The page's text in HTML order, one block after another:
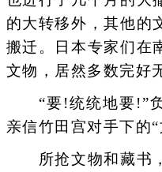
的大转移外，其他的
搬迁。日本专家们在
文物，居然多数完好
“要!统统地要!”负
亲信竹田宫对手下的“
所抢文物和藏书，